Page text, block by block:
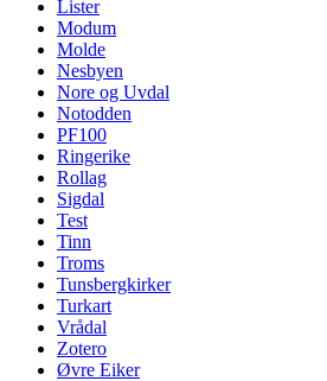
Lister
Modum
Molde
Nesbyen
Nore og Uvdal
Notodden
PF100
Ringerike
Rollag
Sigdal
Test
Tinn
Troms
Tunsbergkirker
Turkart
Vrådal
Zotero
Øvre Eiker